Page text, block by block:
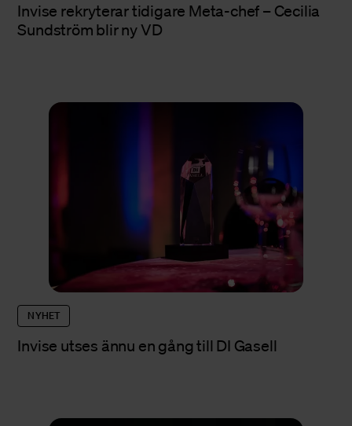
Invise rekryterar tidigare Meta-chef – Cecilia
Sundström blir ny VD
NYHET
Invise utses ännu en gång till DI Gasell